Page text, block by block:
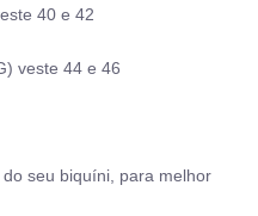
40 e 42
veste 44 e 46
seu biquíni, para melhor